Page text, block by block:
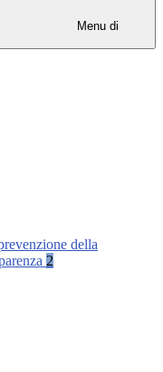
Menu di
della
2